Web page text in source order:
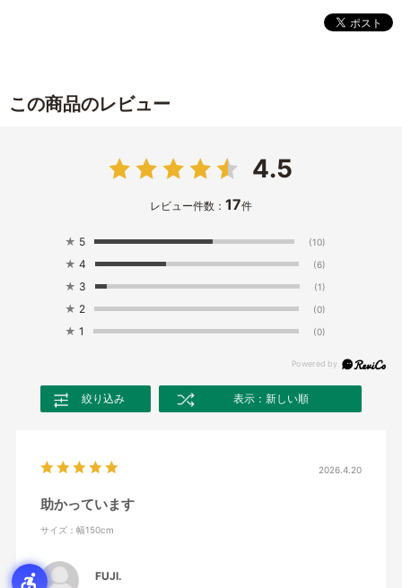
この商品のレビュー
4.5
レビュー件数： 17件
★ 5 (10)
★ 4 (6)
★ 3 (1)
★ 2 (0)
★ 1 (0)
絞り込み 表示：新しい順
2026.4.20
助かっています
サイズ：幅150cm
FUJI.